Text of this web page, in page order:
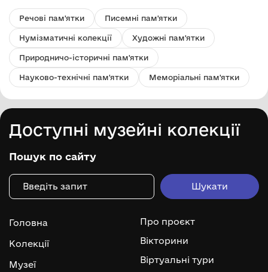
Речові пам'ятки Писемні пам'ятки
Нумізматичні колекції Художні пам'ятки
Природничо-історичні пам'ятки
Науково-технічні пам'ятки Меморіальні пам'ятки
Доступні музейні колекції
Пошук по сайту
Головна
Колекції
Музеї
Про проєкт
Вікторини
Віртуальні тури